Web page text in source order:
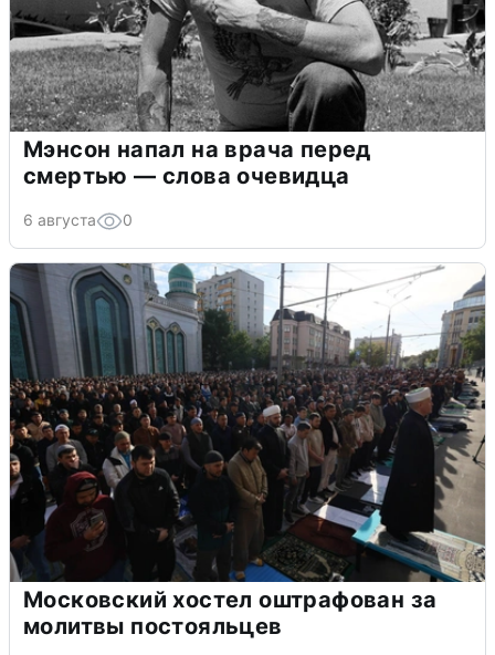
Мэнсон напал на врача перед
смертью — слова очевидца
6 августа 0
Московский хостел оштрафован за
молитвы постояльцев